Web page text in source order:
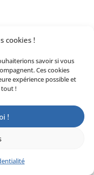
cookies !
savoir si vous
Ces cookies
expérience possible et
tout !
!